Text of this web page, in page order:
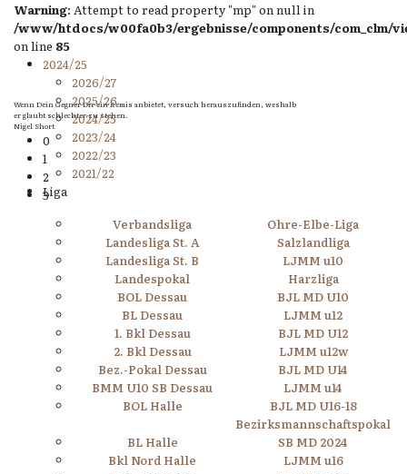
Wenn Dein Gegner Dir ein Remis anbietet, versuch herauszufinden, weshalb
er glaubt schlechter zu stehen.
Nigel Short
0
1
2
3
Warning: Attempt to read property "mp" on null in
/www/htdocs/w00fa0b3/ergebnisse/components/com_clm/
on line 85
2024/25
2026/27
2025/26
2024/25
2023/24
2022/23
2021/22
Liga
Verbandsliga
Ohre-Elbe-Liga
Landesliga St. A
Salzlandliga
Landesliga St. B
LJMM u10
Landespokal
Harzliga
BOL Dessau
BJL MD U10
BL Dessau
LJMM u12
1. Bkl Dessau
BJL MD U12
2. Bkl Dessau
LJMM u12w
Bez.-Pokal Dessau
BJL MD U14
BMM U10 SB Dessau
LJMM u14
BOL Halle
BJL MD U16-18
BL Halle
Bezirksmannschaftspokal
SB MD 2024
Bkl Nord Halle
LJMM u16